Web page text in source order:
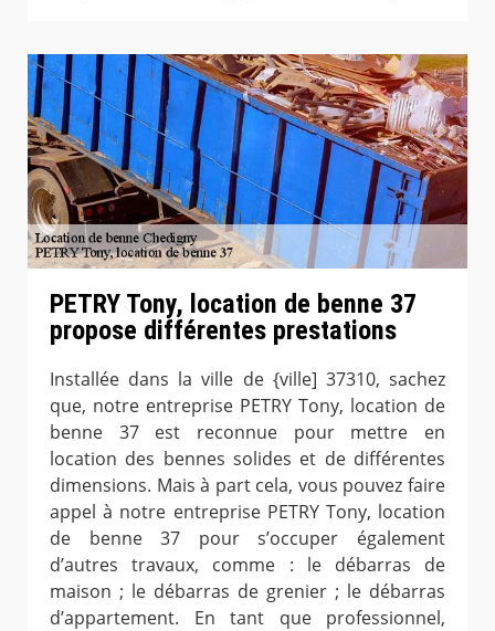
PETRY Tony, location de benne 37
propose différentes prestations
Installée dans la ville de {ville] 37310, sachez
que, notre entreprise PETRY Tony, location de
benne 37 est reconnue pour mettre en
location des bennes solides et de différentes
dimensions. Mais à part cela, vous pouvez faire
appel à notre entreprise PETRY Tony, location
de benne 37 pour s’occuper également
d’autres travaux, comme : le débarras de
maison ; le débarras de grenier ; le débarras
d’appartement. En tant que professionnel,